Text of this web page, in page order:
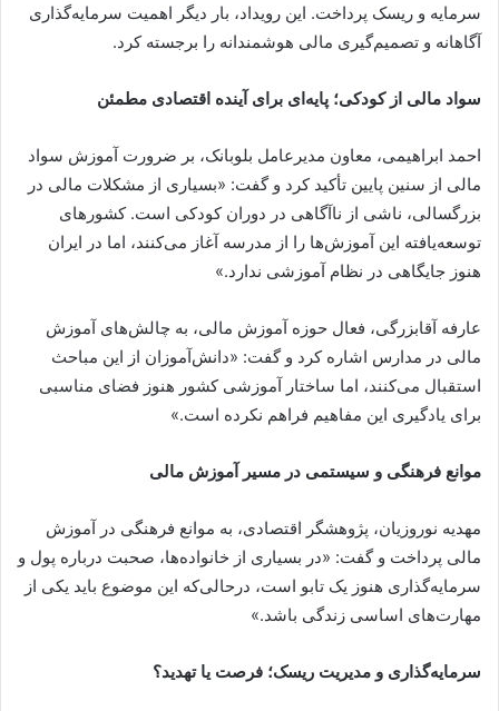
سرمایه و ریسک پرداخت. این رویداد، بار دیگر اهمیت سرمایه‌گذاری
آگاهانه و تصمیم‌گیری مالی هوشمندانه را برجسته کرد.
سواد مالی از کودکی؛ پایه‌ای برای آینده اقتصادی مطمئن
احمد ابراهیمی، معاون مدیرعامل بلوبانک، بر ضرورت آموزش سواد
مالی از سنین پایین تأکید کرد و گفت: «بسیاری از مشکلات مالی در
بزرگسالی، ناشی از ناآگاهی در دوران کودکی است. کشورهای
توسعه‌یافته این آموزش‌ها را از مدرسه آغاز می‌کنند، اما در ایران
هنوز جایگاهی در نظام آموزشی ندارد.»
عارفه آقابزرگی، فعال حوزه آموزش مالی، به چالش‌های آموزش
مالی در مدارس اشاره کرد و گفت: «دانش‌آموزان از این مباحث
استقبال می‌کنند، اما ساختار آموزشی کشور هنوز فضای مناسبی
برای یادگیری این مفاهیم فراهم نکرده است.»
موانع فرهنگی و سیستمی در مسیر آموزش مالی
مهدیه نوروزیان، پژوهشگر اقتصادی، به موانع فرهنگی در آموزش
مالی پرداخت و گفت: «در بسیاری از خانواده‌ها، صحبت درباره پول و
سرمایه‌گذاری هنوز یک تابو است، درحالی‌که این موضوع باید یکی از
مهارت‌های اساسی زندگی باشد.»
سرمایه‌گذاری و مدیریت ریسک؛ فرصت یا تهدید؟